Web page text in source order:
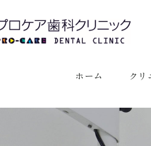
ホーム クリ